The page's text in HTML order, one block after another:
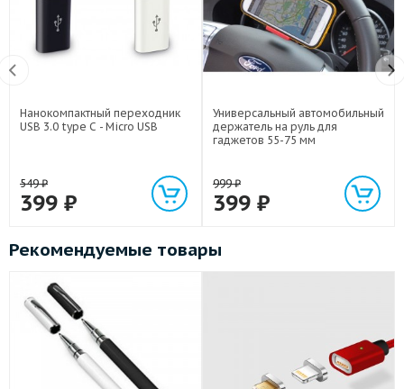
Нанокомпактный переходник
USB 3.0 type C - Micro USB
549₽
399 ₽
Универсальный автомобильный
держатель на руль для
гаджетов 55-75 мм
999₽
399 ₽
Рекомендуемые товары